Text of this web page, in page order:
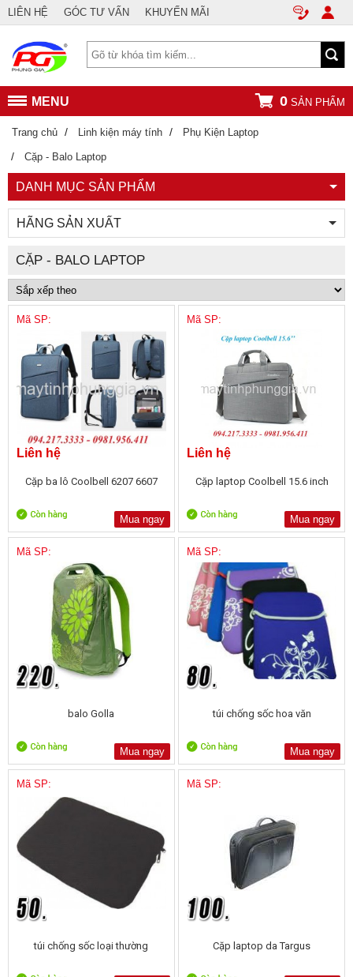
LIÊN HỆ GÓC TƯ VẤN KHUYẾN MÃI
MENU 0 SẢN PHẨM
Trang chủ / Linh kiện máy tính / Phụ Kiện Laptop
/ Cặp - Balo Laptop
DANH MỤC SẢN PHẨM
HÃNG SẢN XUẤT
CẶP - BALO LAPTOP
Mã SP:
Liên hệ
Cặp ba lô Coolbell 6207 6607
Mua ngay
Mã SP:
Liên hệ
Cặp laptop Coolbell 15.6 inch
Mua ngay
Mã SP:
balo Golla
Mua ngay
Mã SP:
túi chống sốc hoa văn
Mua ngay
Mã SP:
túi chống sốc loại thường
Mã SP:
Cặp laptop da Targus